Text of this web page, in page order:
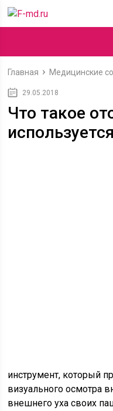
Главная Медицинские
29.05.2018
Что такое
инструмент, который
визуального осмотра
внешнего уха своих